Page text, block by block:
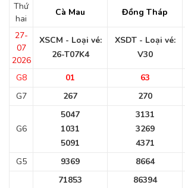
Thứ
hai
Cà Mau Đồng Tháp
27-
07
2026
XSCM - Loại vé:
26-T07K4
XSDT - Loại vé:
V30
G8 01 63
G7
267 270
G6
5047
1031
5091
3131
3269
4371
G5
9369 8664
71853
86394